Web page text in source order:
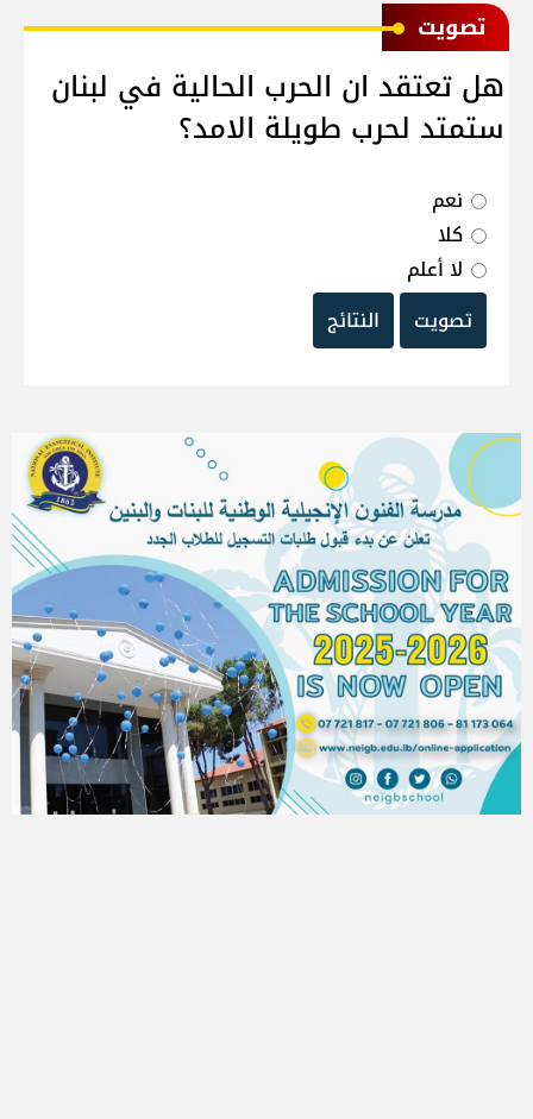
ﺗﺼﻮﻳﺖ
هل تعتقد ان الحرب الحالية في لبنان
ستمتد لحرب طويلة الامد؟
نعم
كلا
لا أعلم
تصويت
النتائج